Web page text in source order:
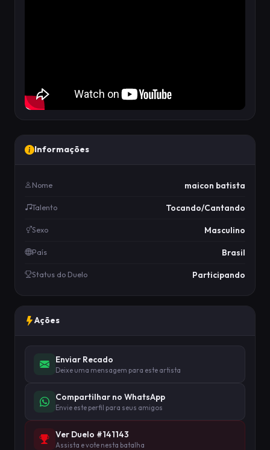
Informações
Nome maicon batista
Talento Tocando/Cantando
Sexo Masculino
País Brasil
Status do Duelo Participando
Ações
Enviar Recado
Deixe uma mensagem para este artista
Compartilhar no WhatsApp
Envie este perfil para seus amigos
Ver Duelo #141143
Assista e vote nesta batalha